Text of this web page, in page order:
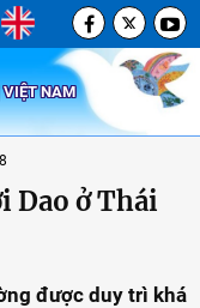
VIỆT NAM
Dao ở Thái
được duy trì khá